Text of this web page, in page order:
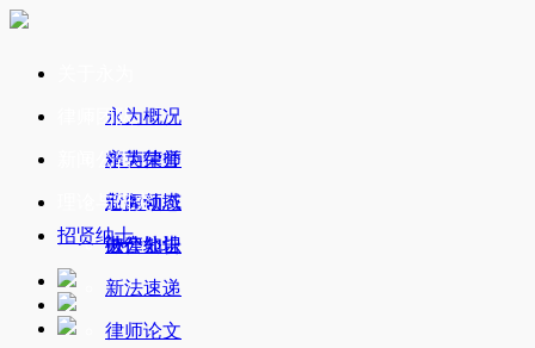
永为概况
永为荣誉
业务领域
办公地址
律师团队
精英律师
新闻公告
新闻动态
破产公告
理论与研究
法律知识
新法速递
律师论文
招贤纳士